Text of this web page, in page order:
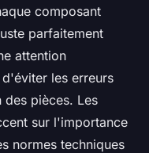
composant
parfaitement
attention
les erreurs
pièces. Les
sur l'importance
normes techniques